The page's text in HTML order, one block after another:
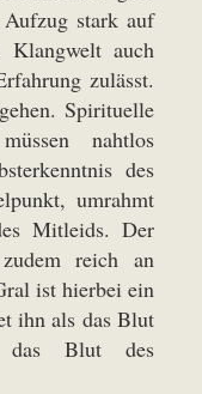
stark auf
auch
zulässt.
Spirituelle
nahtlos
des
umrahmt
Mitleids. Der
reich an
ist hierbei ein
ihn als das Blut
das Blut des